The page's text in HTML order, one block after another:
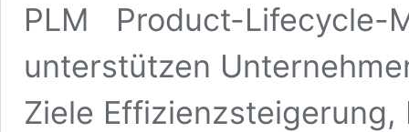
PLM Product-Lifecycle-
unterstützen
Ziele